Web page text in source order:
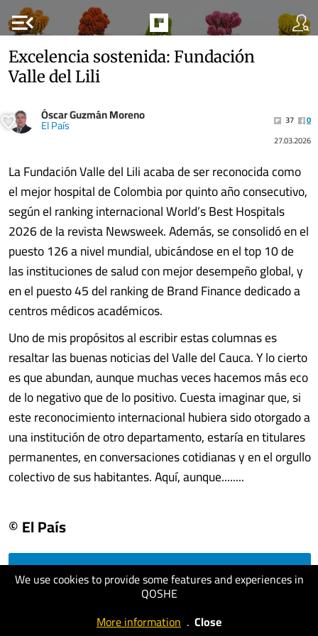
menu_open
We use cookies to provide some features and experiences in
QOSHE
More information . Close
Excelencia sostenida: Fundación
Valle del Lili
Óscar Guzmán Moreno
El País 37
0
27.03.2026
La Fundación Valle del Lili acaba de ser reconocida como
el mejor hospital de Colombia por quinto año consecutivo,
según el ranking internacional World’s Best Hospitals
2026 de la revista Newsweek. Además, se consolidó en el
puesto 126 a nivel mundial, ubicándose en el top 10 de
las instituciones de salud con mejor desempeño global, y
en el puesto 45 del ranking de Brand Finance dedicado a
centros médicos académicos.
Uno de mis propósitos al escribir estas columnas es
resaltar las buenas noticias del Valle del Cauca. Y lo cierto
es que abundan, aunque muchas veces hacemos más eco
de lo negativo que de lo positivo. Cuesta imaginar que, si
este reconocimiento internacional hubiera sido otorgado a
una institución de otro departamento, estaría en titulares
permanentes, en conversaciones cotidianas y en el orgullo
colectivo de sus habitantes. Aquí, aunque........
© El País
visit website